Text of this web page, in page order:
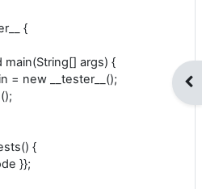
{
args) {
new __tester__();
{
}};